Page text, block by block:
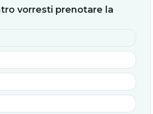
vorresti prenotare la